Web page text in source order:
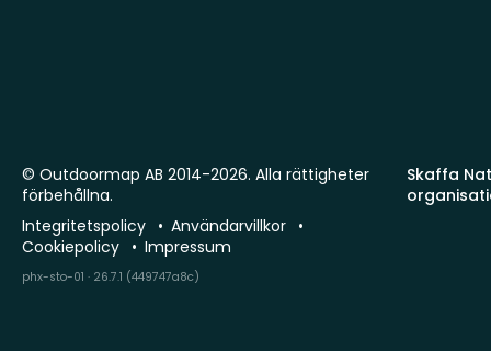
Skaffa
© Outdoormap AB 2014-2026. Alla rättigheter
förbehållna.
Integritetspolicy
Användarvillkor
Cookiepolicy
Impressum
phx-sto-01 · 26.7.1 (449747a8c)